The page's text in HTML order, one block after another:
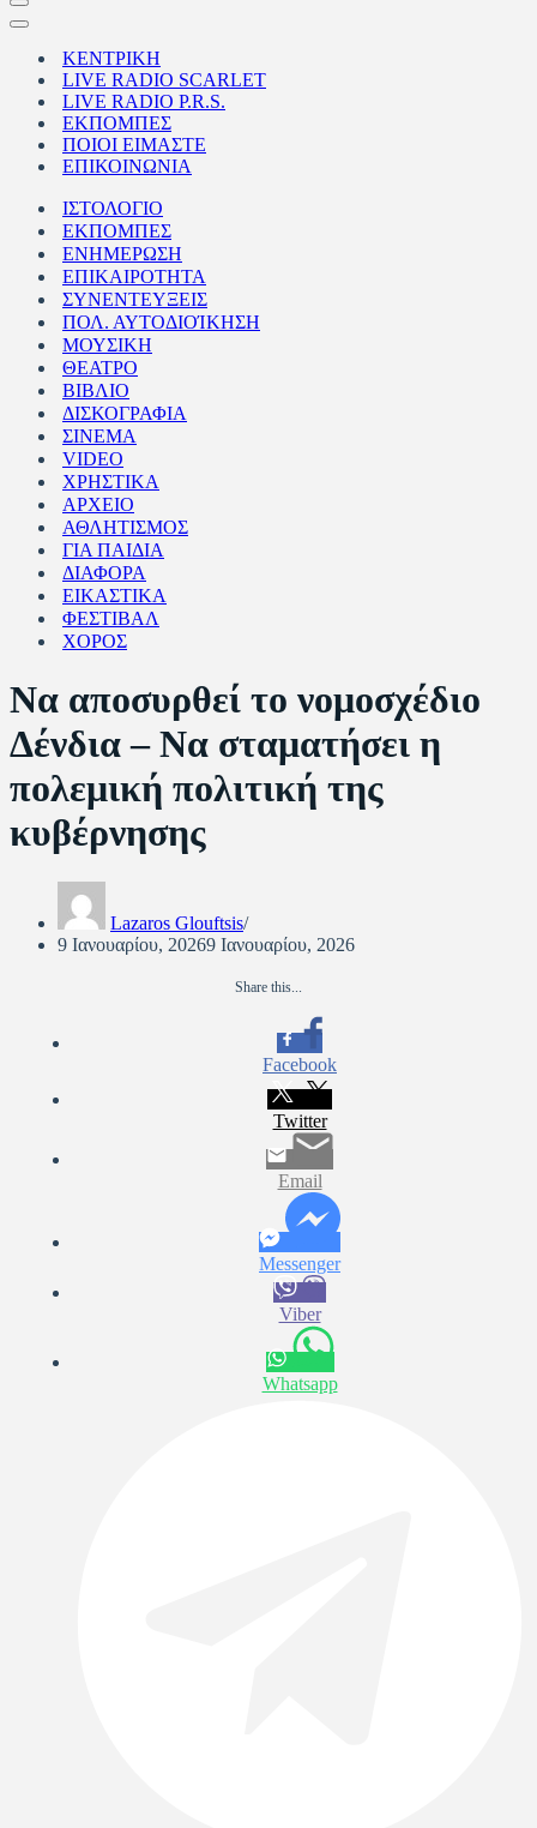
Μενού
πλοήγησης
Μενού
πλοήγησηςΚΕΝΤΡΙΚΗ
LIVE RADIO SCARLET
LIVE RADIO P.R.S.
ΕΚΠΟΜΠΕΣ
ΠΟΙΟΙ ΕΙΜΑΣΤΕ
ΕΠΙΚΟΙΝΩΝΙΑ
ΙΣΤΟΛΟΓΙΟ
ΕΚΠΟΜΠΕΣ
ΕΝΗΜΕΡΩΣΗ
ΕΠΙΚΑΙΡΟΤΗΤΑ
ΣΥΝΕΝΤΕΥΞΕΙΣ
ΠΟΛ. ΑΥΤΟΔΙΟΊΚΗΣΗ
ΜΟΥΣΙΚΗ
ΘΕΑΤΡΟ
ΒΙΒΛΙΟ
ΔΙΣΚΟΓΡΑΦΙΑ
ΣΙΝΕΜΑ
VIDEO
ΧΡΗΣΤΙΚΑ
ΑΡΧΕΙΟ
ΑΘΛΗΤΙΣΜΟΣ
ΓΙΑ ΠΑΙΔΙΑ
ΔΙΑΦΟΡΑ
ΕΙΚΑΣΤΙΚΑ
ΦΕΣΤΙΒΑΛ
ΧΟΡΟΣ
Να αποσυρθεί το νομοσχέδιο
Δένδια – Να σταματήσει η
πολεμική πολιτική της
κυβέρνησης
Lazaros Glouftsis
9 Ιανουαρίου, 20269 Ιανουαρίου, 2026
Share this...
Facebook
Twitter
Email
Messenger
Viber
Whatsapp